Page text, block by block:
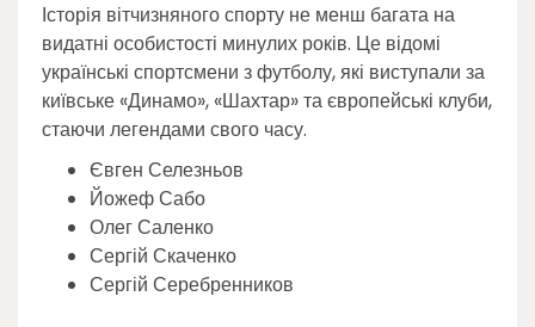
Історія вітчизняного спорту не менш багата на
видатні особистості минулих років. Це відомі
українські спортсмени з футболу, які виступали за
київське «Динамо», «Шахтар» та європейські клуби,
стаючи легендами свого часу.
Євген Селезньов
Йожеф Сабо
Олег Саленко
Сергій Скаченко
Сергій Серебренников